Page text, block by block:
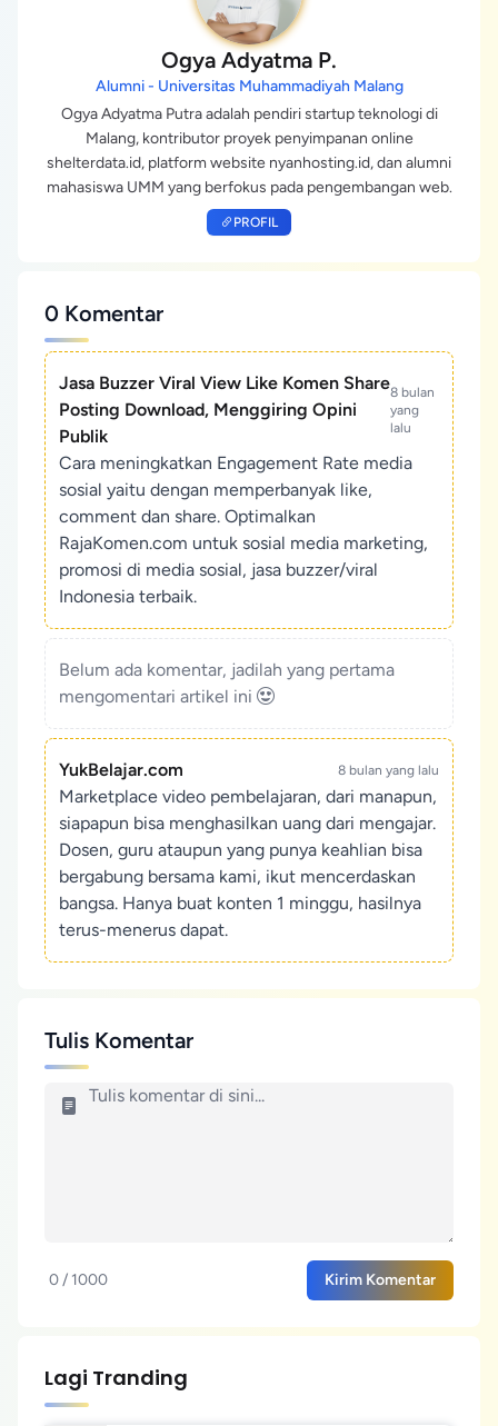
Ogya Adyatma P.
Alumni - Universitas Muhammadiyah Malang
Ogya Adyatma Putra adalah pendiri startup teknologi di
Malang, kontributor proyek penyimpanan online
shelterdata.id, platform website nyanhosting.id, dan alumni
mahasiswa UMM yang berfokus pada pengembangan web.
PROFIL
0 Komentar
Jasa Buzzer Viral View Like Komen Share
Posting Download, Menggiring Opini
Publik
8 bulan
yang
lalu
Cara meningkatkan Engagement Rate media
sosial yaitu dengan memperbanyak like,
comment dan share. Optimalkan
RajaKomen.com untuk sosial media marketing,
promosi di media sosial, jasa buzzer/viral
Indonesia terbaik.
Belum ada komentar, jadilah yang pertama
mengomentari artikel ini
YukBelajar.com 8 bulan yang lalu
Marketplace video pembelajaran, dari manapun,
siapapun bisa menghasilkan uang dari mengajar.
Dosen, guru ataupun yang punya keahlian bisa
bergabung bersama kami, ikut mencerdaskan
bangsa. Hanya buat konten 1 minggu, hasilnya
terus-menerus dapat.
Tulis Komentar
0 / 1000 Kirim Komentar
Lagi Tranding